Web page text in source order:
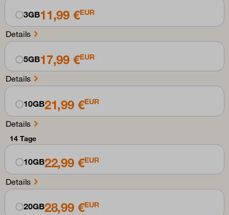
3GB11,99 €EUR
Details
5GB17,99 €EUR
Details
10GB21,99 €EUR
Details
14 Tage
10GB22,99 €EUR
Details
20GB28,99 €EUR